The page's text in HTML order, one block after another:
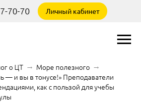
70-70 Личный кабинет
о ЦТ → Море полезного →
— и вы в тонусе!» Преподаватели
как с пользой для учебы